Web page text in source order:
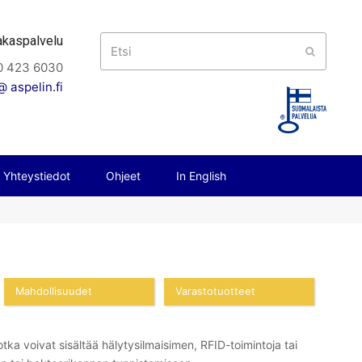
423 6030
aspelin.fi
Yhteystiedot Ohjeet In English
Mahdollisuudet Varastotuotteet
voivat sisältää hälytysilmaisimen, RFID-toimintoja tai